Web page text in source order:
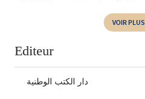
VOIR PLUS
Editeur
دار الكتب الوطنية